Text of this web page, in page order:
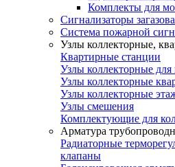
Комплекты для
Сигнализаторы
Система пожарной
Узлы коллекторные,
Квартирные станции
Узлы коллекторные
Узлы коллекторные
Узлы коллекторные
Узлы смешения
Комплектующие для
Арматура
Радиаторные
клапаны